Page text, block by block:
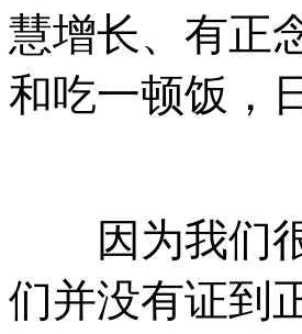
慧增长、有正
和吃一顿饭，
因为我们很
们并没有证到